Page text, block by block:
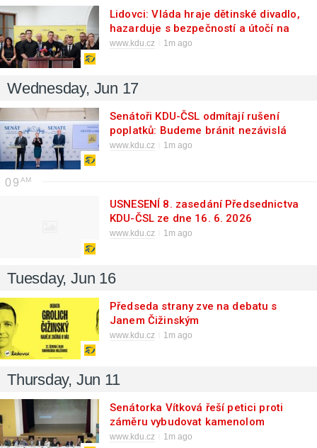
Lidovci: Vláda hraje dětinské divadlo,
hazarduje s bezpečností a útočí na
svobodu médií
www.kdu.cz 1m ago
Wednesday, Jun 17
Senátoři KDU-ČSL odmítají rušení
poplatků: Budeme bránit nezávislá
veřejnoprávní média
www.kdu.cz 1m ago
09
USNESENÍ 8. zasedání Předsednictva
KDU-ČSL ze dne 16. 6. 2026
www.kdu.cz 1m ago
Tuesday, Jun 16
Předseda strany zve na debatu s
Janem Čižinským
www.kdu.cz 1m ago
Thursday, Jun 11
Senátorka Vítková řeší petici proti
záměru vybudovat kamenolom
Kuničky
www.kdu.cz 1m ago